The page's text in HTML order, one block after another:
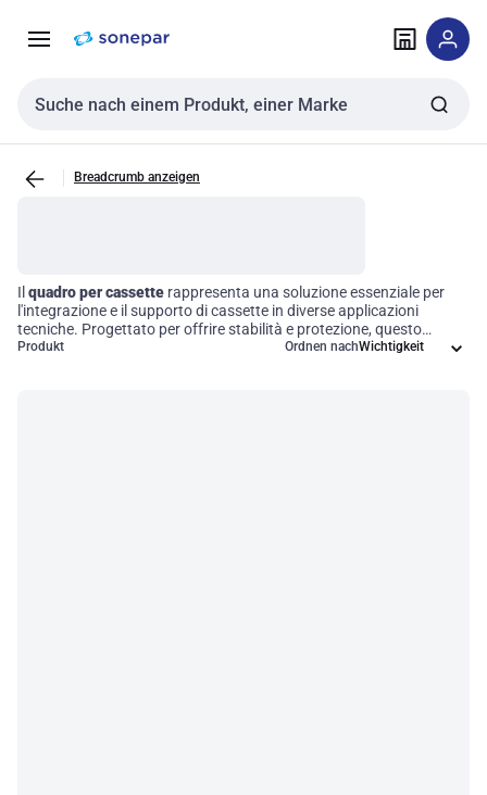
NavigationInhalt
Sucheingabe
Breadcrumb anzeigen
Il quadro per cassette rappresenta una soluzione essenziale per
l'integrazione e il supporto di cassette in diverse applicazioni
tecniche. Progettato per offrire stabilità e protezione, questo
elemento è fondamentale in ambiti come la costruzione e i sistemi
Produkt Ordnen nach